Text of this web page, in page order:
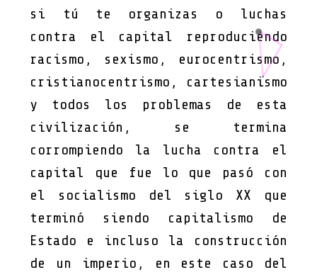
si tú te organizas o luchas
contra el capital reproduciendo
racismo, sexismo, eurocentrismo,
cristianocentrismo, cartesianismo
y todos los problemas de esta
civilización, se termina
corrompiendo la lucha contra el
capital que fue lo que pasó con
el socialismo del siglo XX que
terminó siendo capitalismo de
Estado e incluso la construcción
de un imperio, en este caso del